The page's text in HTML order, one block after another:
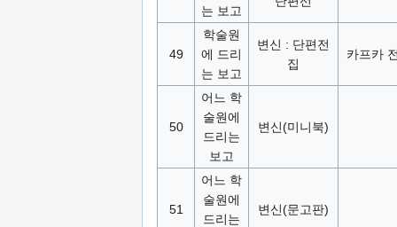
는 보고
49
학술원
에 드리
는 보고
변신 : 단편전
집
카프카
50
어느 학
술원에
드리는
보고
변신(미니북)
51
어느 학
술원에
드리는
변신(문고판)